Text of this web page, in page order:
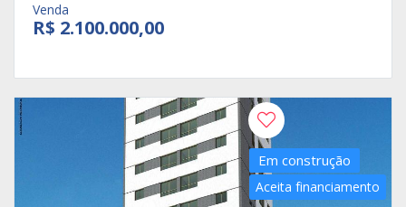
Venda
R$ 2.100.000,00
Em construção
Aceita financiamento